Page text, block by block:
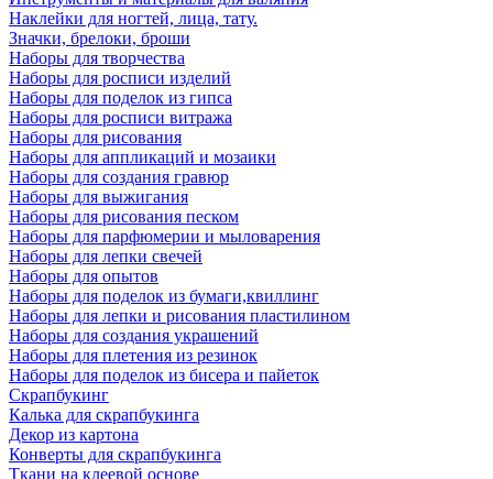
Наклейки для ногтей, лица, тату.
Значки, брелоки, броши
Наборы для творчества
Наборы для росписи изделий
Наборы для поделок из гипса
Наборы для росписи витража
Наборы для рисования
Наборы для аппликаций и мозаики
Наборы для создания гравюр
Наборы для выжигания
Наборы для рисования песком
Наборы для парфюмерии и мыловарения
Наборы для лепки свечей
Наборы для опытов
Наборы для поделок из бумаги,квиллинг
Наборы для лепки и рисования пластилином
Наборы для создания украшений
Наборы для плетения из резинок
Наборы для поделок из бисера и пайеток
Скрапбукинг
Калька для скрапбукинга
Декор из картона
Конверты для скрапбукинга
Ткани на клеевой основе